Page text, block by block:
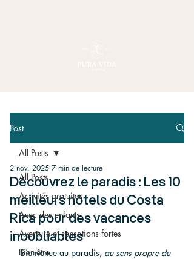
Post
All Posts
Activités gratuites
Avec des enfants
Aventure et sensations fortes
Bien-être
All Posts
Découvrez le paradis : Les 10
meilleurs hôtels du Costa
Rica pour des vacances
inoubliables
2 nov. 2025 7 min de lecture
Bienvenue au paradis, au sens propre du